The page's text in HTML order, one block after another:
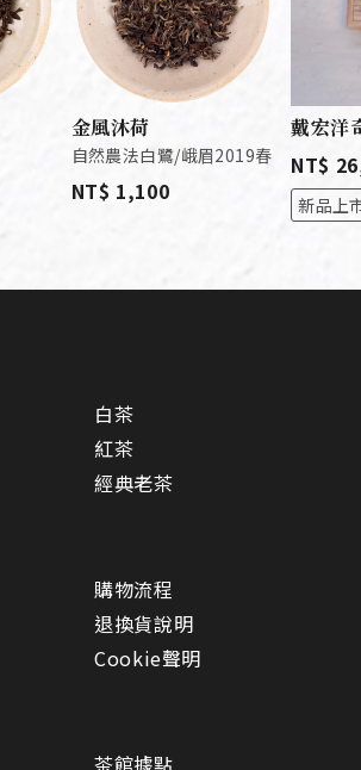
金風沐荷
自然農法白鷺/峨眉2019春
NT$ 1,100
戴宏洋
NT$
新品上
白茶
紅茶
經典老茶
購物流程
退換貨說明
Cookie聲明
茶館據點